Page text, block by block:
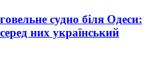
судно біля Одеси:
них український